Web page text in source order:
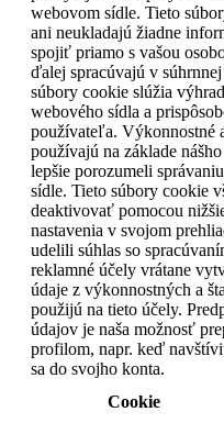
webovom sídle. Tieto
ani neukladajú žiadne
spojiť priamo s vašou
ďalej spracúvajú v
súbory cookie slúžia
webového sídla a
používateľa. Výkonnostné
používajú na základe
lepšie porozumeli
sídle. Tieto súbory cookie
deaktivovať pomocou
nastavenia v svojom
udelili súhlas so
reklamné účely vrátane
údaje z výkonnostných a
použijú na tieto účely.
údajov je naša možnosť
profilom, napr. keď
sa do svojho konta.
Cookie